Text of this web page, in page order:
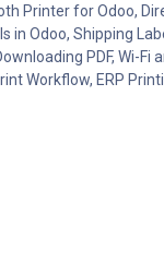
Printer for Odoo,
in Odoo, Shipping
PDF, Wi-Fi
Workflow, ERP